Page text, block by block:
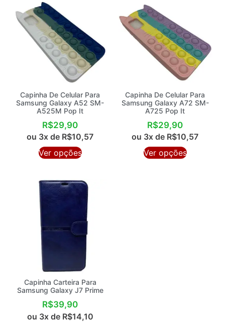
Capinha De Celular Para
Samsung Galaxy A52 SM-
A525M Pop It
R$29,90
ou 3x de R$10,57
Ver opções
Capinha De Celular Para
Samsung Galaxy A72 SM-
A725 Pop It
R$29,90
ou 3x de R$10,57
Ver opções
Capinha Carteira Para
Samsung Galaxy J7 Prime
R$39,90
ou 3x de R$14,10